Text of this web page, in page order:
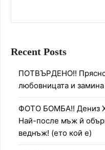
Recent Posts
ПОТВЪРДЕНО!! Прясно
любовницата и
ФОТО БОМБА!! Дениз
Най-после мъж й
веднъж! (ето кой е)